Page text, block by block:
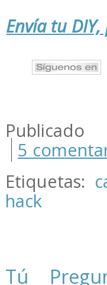
Envía tu
5
Etiquetas:
hack
Tú